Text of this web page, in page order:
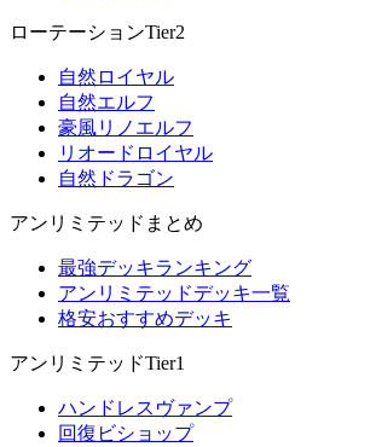
ローテーションTier2
自然ロイヤル
自然エルフ
豪風リノエルフ
リオードロイヤル
自然ドラゴン
アンリミテッドまとめ
最強デッキランキング
アンリミテッドデッキ一覧
格安おすすめデッキ
アンリミテッドTier1
ハンドレスヴァンプ
回復ビショップ